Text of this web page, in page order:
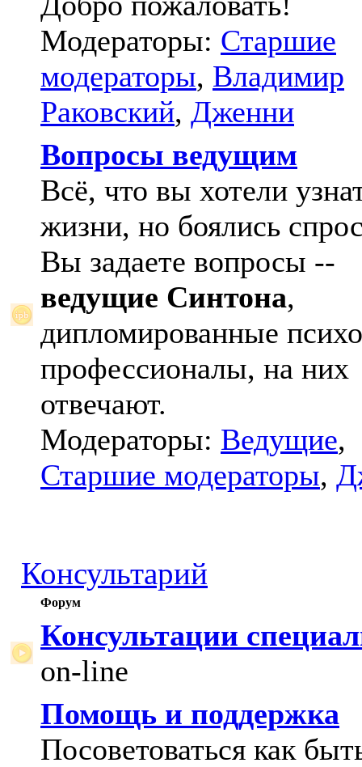
Модераторы: Старшие
модераторы, Владимир
Раковский, Дженни
Вопросы ведущим
Всё, что вы хотели
жизни, но боялись
Вы задаете вопросы --
ведущие Синтона,
дипломированные
профессионалы, на них
отвечают.
Модераторы: Ведущие,
Старшие модераторы,
Консультарий
Форум
Консультации
on-line
Помощь и поддержка
Посоветоваться как